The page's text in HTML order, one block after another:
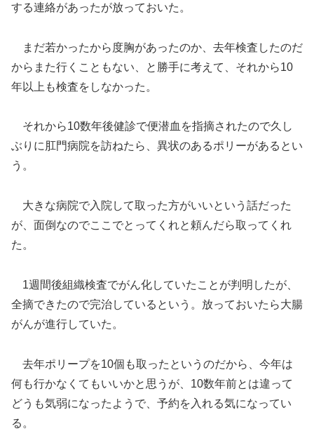
する連絡があったが放っておいた。
まだ若かったから度胸があったのか、去年検査したのだ
からまた行くこともない、と勝手に考えて、それから10
年以上も検査をしなかった。
それから10数年後健診で便潜血を指摘されたので久し
ぶりに肛門病院を訪ねたら、異状のあるポリーがあるとい
う。
大きな病院で入院して取った方がいいという話だった
が、面倒なのでここでとってくれと頼んだら取ってくれ
た。
1週間後組織検査でがん化していたことが判明したが、
全摘できたので完治しているという。放っておいたら大腸
がんが進行していた。
去年ポリープを10個も取ったというのだから、今年は
何も行かなくてもいいかと思うが、10数年前とは違って
どうも気弱になったようで、予約を入れる気になってい
る。